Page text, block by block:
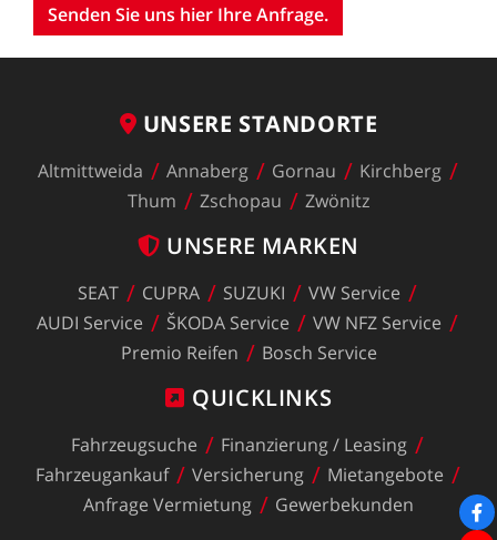
Senden Sie uns hier Ihre Anfrage.
UNSERE STANDORTE
Altmittweida Annaberg Gornau
Kirchberg
Thum
Zschopau Zwönitz
UNSERE MARKEN
SEAT CUPRA SUZUKI VW Service
AUDI Service ŠKODA Service VW NFZ Service
Premio Reifen Bosch Service
QUICKLINKS
Fahrzeugsuche Finanzierung/ Leasing
Fahrzeugankauf
Versicherung
Mietangebote
Anfrage Vermietung Gewerbekunden